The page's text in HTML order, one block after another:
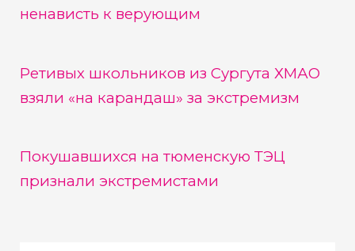
ненависть к верующим
Ретивых школьников из Сургута ХМАО
взяли «на карандаш» за экстремизм
Покушавшихся на тюменскую ТЭЦ
признали экстремистами